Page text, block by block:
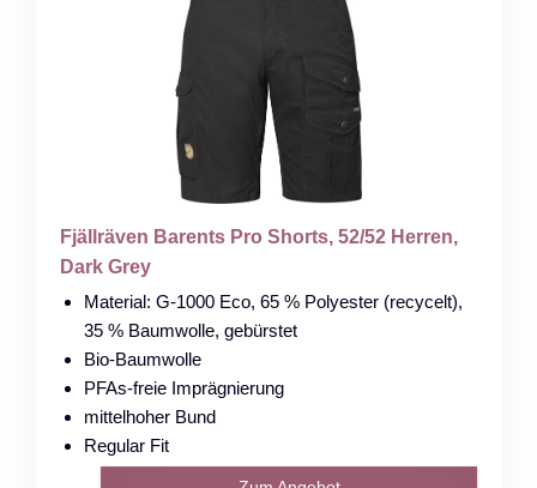
Fjällräven Barents Pro Shorts, 52/52 Herren,
Dark Grey
Material: G-1000 Eco, 65 % Polyester (recycelt),
35 % Baumwolle, gebürstet
Bio-Baumwolle
PFAs-freie Imprägnierung
mittelhoher Bund
Regular Fit